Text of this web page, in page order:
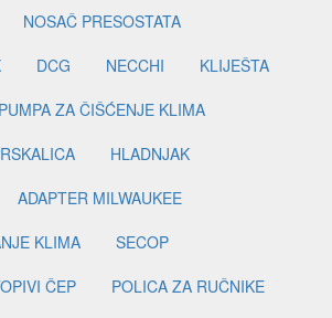
NOSAČ PRESOSTATA
DCG NECCHI
KLIJEŠTA
PUMPA ZA ČIŠĆENJE KLIMA
HLADNJAK
ADAPTER MILWAUKEE
KLIMA
SECOP
ČEP
POLICA ZA RUČNIKE